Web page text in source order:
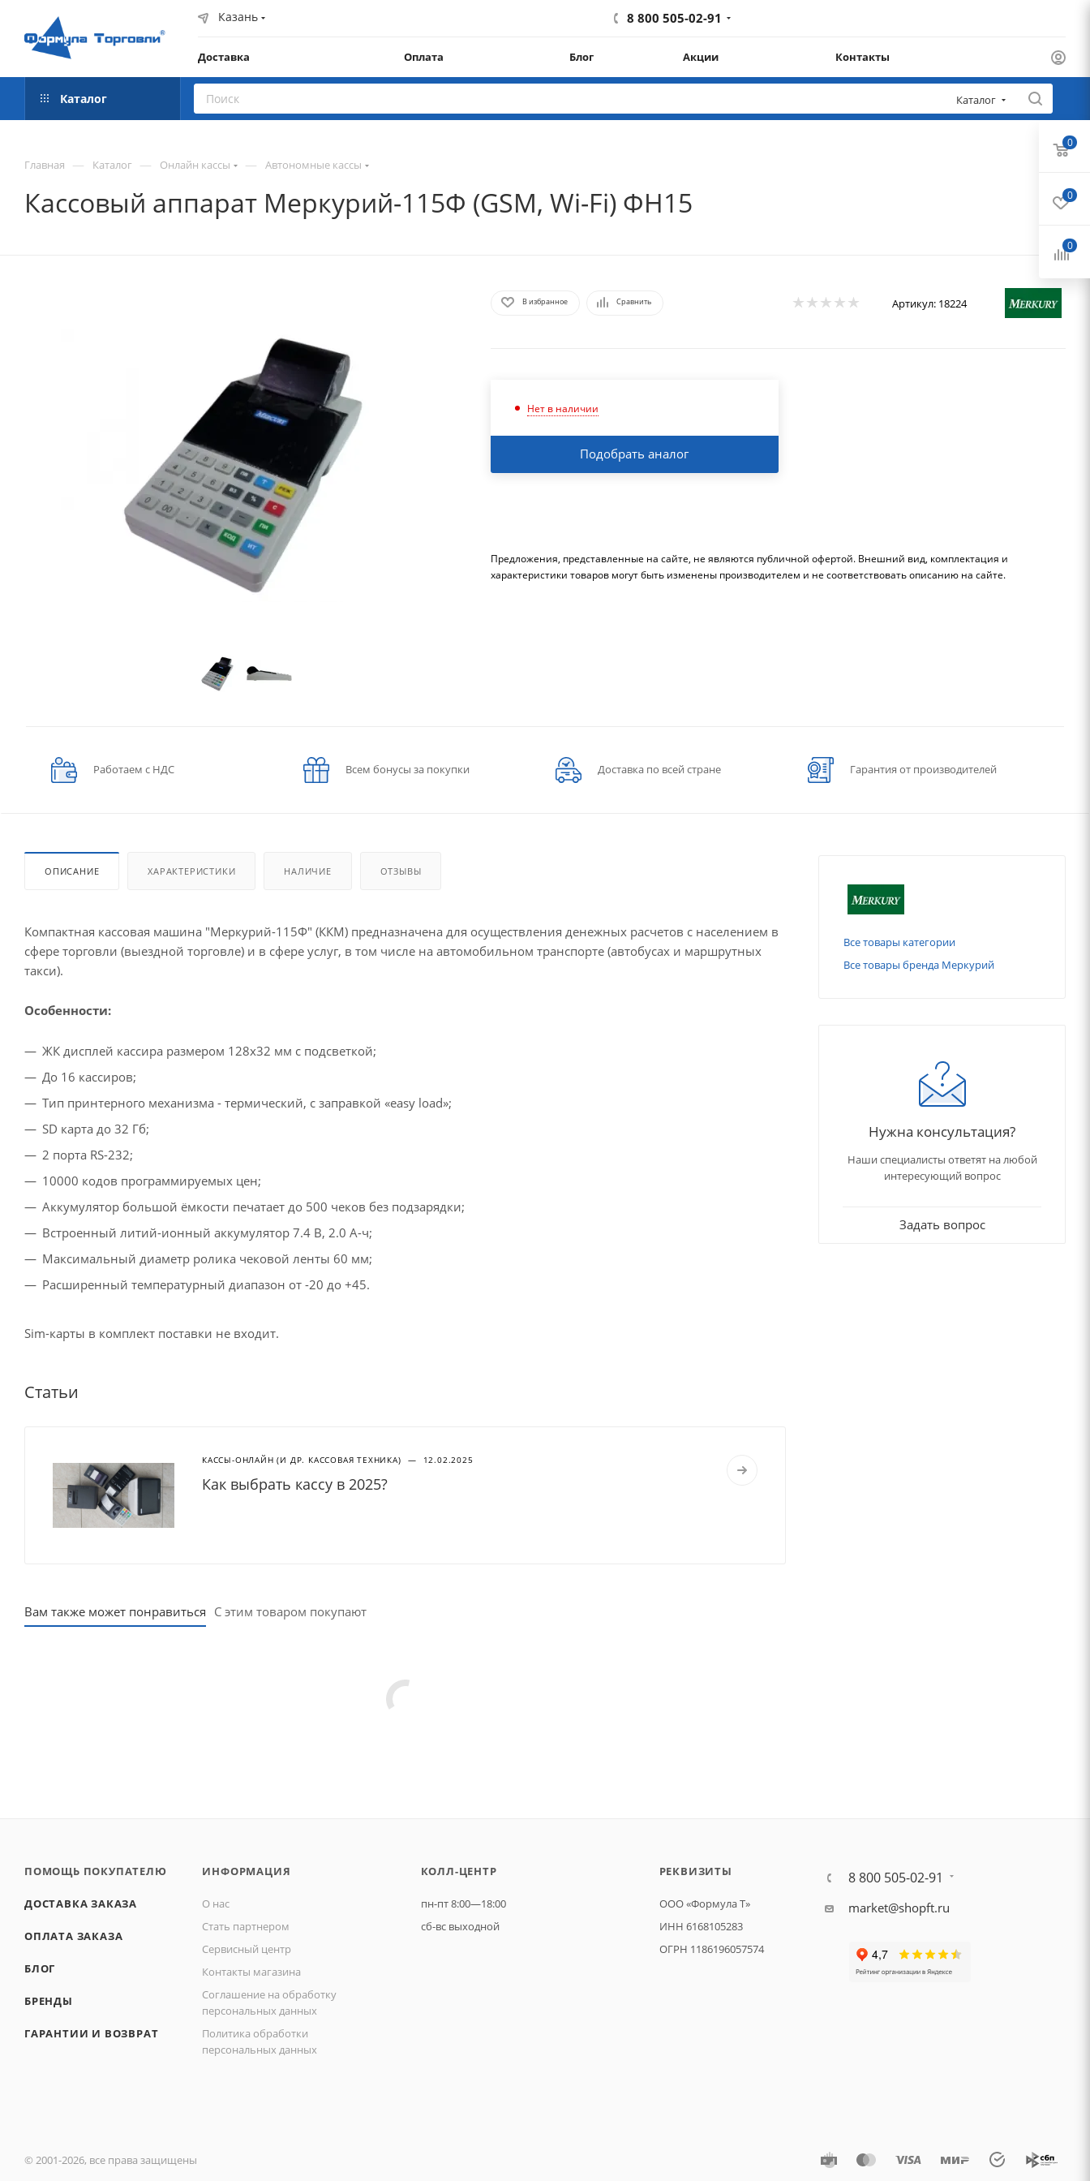
Казань 8 800 505-02-91
Доставка Оплата Блог Акции Контакты
Каталог Каталог
Главная — Каталог — Онлайн кассы — Автономные кассы
Кассовый аппарат Меркурий-115Ф (GSM, Wi-Fi) ФН15
В избранное Сравнить Артикул: 18224
Нет в наличии
Подобрать аналог
Предложения, представленные на сайте, не являются публичной офертой. Внешний вид, комплектация и
характеристики товаров могут быть изменены производителем и не соответствовать описанию на сайте.
Работаем с НДС Всем бонусы за покупки Доставка по всей стране Гарантия от производителей
ОПИСАНИЕ ХАРАКТЕРИСТИКИ НАЛИЧИЕ ОТЗЫВЫ
Компактная кассовая машина "Меркурий-115Ф" (ККМ) предназначена для осуществления денежных расчетов с населением в
сфере торговли (выездной торговле) и в сфере услуг, в том числе на автомобильном транспорте (автобусах и маршрутных
такси).
Особенности:
ЖК дисплей кассира размером 128х32 мм с подсветкой;
До 16 кассиров;
Тип принтерного механизма - термический, с заправкой «easy load»;
SD карта до 32 Гб;
2 порта RS-232;
10000 кодов программируемых цен;
Аккумулятор большой ёмкости печатает до 500 чеков без подзарядки;
Встроенный литий-ионный аккумулятор 7.4 В, 2.0 А-ч;
Максимальный диаметр ролика чековой ленты 60 мм;
Расширенный температурный диапазон от -20 до +45.
Sim-карты в комплект поставки не входит.
Статьи
КАССЫ-ОНЛАЙН (И ДР. КАССОВАЯ ТЕХНИКА) — 12.02.2025
Как выбрать кассу в 2025?
Вам также может понравиться С этим товаром покупают
Все товары категории
Все товары бренда Меркурий
Нужна консультация?
Наши специалисты ответят на любой
интересующий вопрос
Задать вопрос
ПОМОЩЬ ПОКУПАТЕЛЮ
ДОСТАВКА ЗАКАЗА
ОПЛАТА ЗАКАЗА
БЛОГ
БРЕНДЫ
ГАРАНТИИ И ВОЗВРАТ
ИНФОРМАЦИЯ
О нас
Стать партнером
Сервисный центр
Контакты магазина
Соглашение на обработку
персональных данных
Политика обработки
персональных данных
КОЛЛ-ЦЕНТР
пн-пт 8:00—18:00
сб-вс выходной
РЕКВИЗИТЫ
ООО «Формула Т»
ИНН 6168105283
ОГРН 1186196057574
8 800 505-02-91
market@shopft.ru
© 2001-2026, все права защищены
0
0
0